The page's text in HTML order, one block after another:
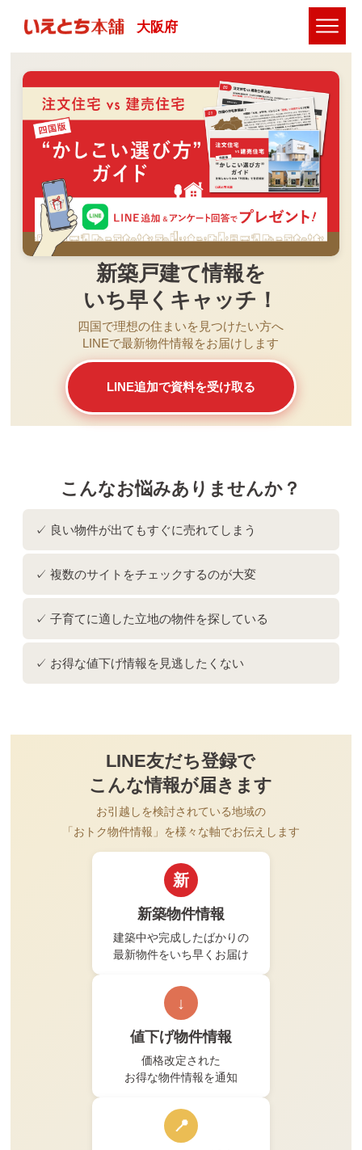
大阪府
新築戸建て情報を
いち早くキャッチ！
四国で理想の住まいを見つけたい方へ
LINEで最新物件情報をお届けします
LINE追加で資料を受け取る
こんなお悩みありませんか？
✓ 良い物件が出てもすぐに売れてしまう
✓ 複数のサイトをチェックするのが大変
✓ 子育てに適した立地の物件を探している
✓ お得な値下げ情報を見逃したくない
LINE友だち登録で
こんな情報が届きます
お引越しを検討されている地域の
「おトク物件情報」を様々な軸でお伝えします
新
新築物件情報
建築中や完成したばかりの
最新物件をいち早くお届け
↓
値下げ物件情報
価格改定された
お得な物件情報を通知
📍